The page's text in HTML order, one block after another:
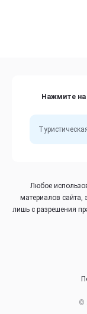
Нажмите на
Любое
материалов сайта,
лишь с разрешения
©